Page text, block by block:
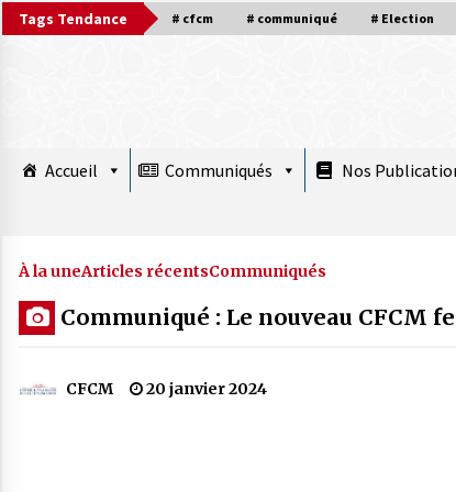
Skip
to
Tags Tendance # cfcm # communiqué # Election
Accueil Communiqués Nos
À la une plus
15 juin 2026
À la uneArticles récentsCommuniqués
Communiqué : Le nouveau CFCM
CFCM 20 janvier 2024